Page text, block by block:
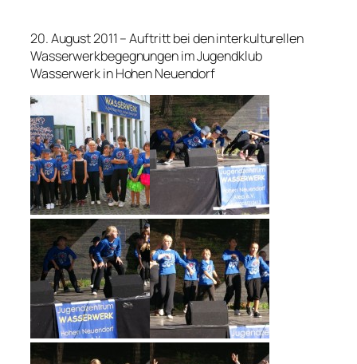
20. August 2011 – Auftritt bei den interkulturellen
Wasserwerkbegegnungen im Jugendklub
Wasserwerk in Hohen Neuendorf